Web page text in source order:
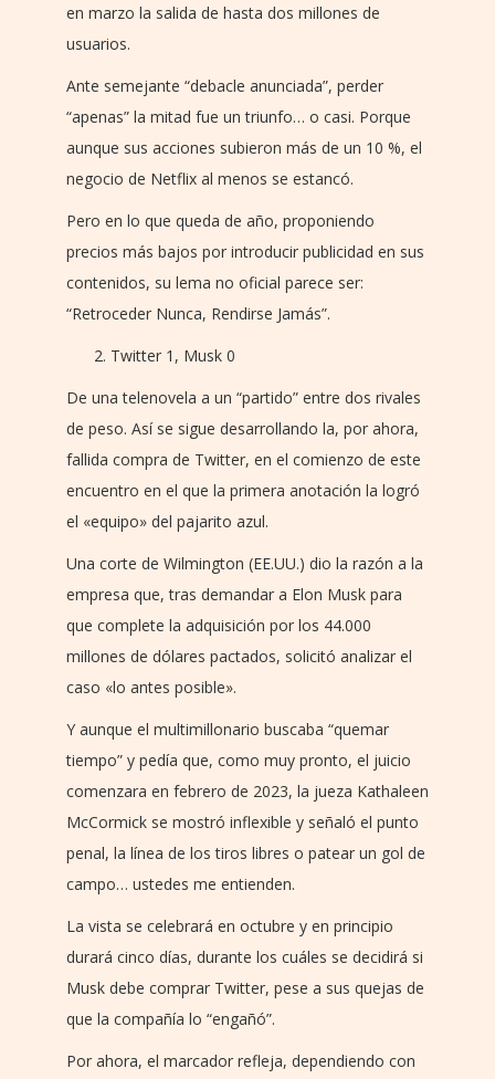
en marzo la salida de hasta dos millones de
usuarios.
Ante semejante “debacle anunciada”, perder
“apenas” la mitad fue un triunfo… o casi. Porque
aunque sus acciones subieron más de un 10 %, el
negocio de Netflix al menos se estancó.
Pero en lo que queda de año, proponiendo
precios más bajos por introducir publicidad en sus
contenidos, su lema no oficial parece ser:
“Retroceder Nunca, Rendirse Jamás”.
Twitter 1, Musk 0
De una telenovela a un “partido” entre dos rivales
de peso. Así se sigue desarrollando la, por ahora,
fallida compra de Twitter, en el comienzo de este
encuentro en el que la primera anotación la logró
el «equipo» del pajarito azul.
Una corte de Wilmington (EE.UU.) dio la razón a la
empresa que, tras demandar a Elon Musk para
que complete la adquisición por los 44.000
millones de dólares pactados, solicitó analizar el
caso «lo antes posible».
Y aunque el multimillonario buscaba “quemar
tiempo” y pedía que, como muy pronto, el juicio
comenzara en febrero de 2023, la jueza Kathaleen
McCormick se mostró inflexible y señaló el punto
penal, la línea de los tiros libres o patear un gol de
campo… ustedes me entienden.
La vista se celebrará en octubre y en principio
durará cinco días, durante los cuáles se decidirá si
Musk debe comprar Twitter, pese a sus quejas de
que la compañía lo “engañó”.
Por ahora, el marcador refleja, dependiendo con